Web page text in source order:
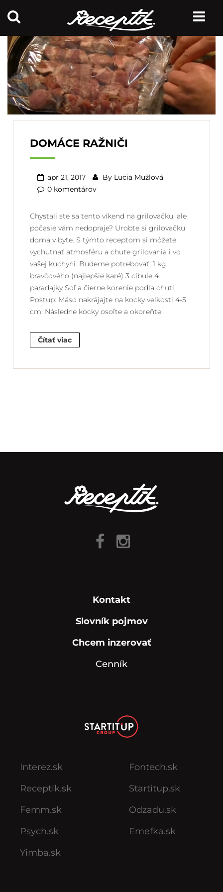
DOMÁCE RAŽNIČI
apr 21, 2017 By Lucia Mužlová
0 komentárov
Chystali ste sa tento víkend na grilovačku, ale
počasie vám nedopraje? Urobte si grilovačku
doma v byte. S týmto receptom si môžete
vychutnať atmosféru a chute grilovania i vo
vašej kuchyni. Budeme potrebovať: 1 kg
bravčového (najlepšie karé) 3 cibule 4
paradajky Soľ a čierne korenie podľa chuti
Postup: Mäso nakrájajte na kocky veľkosti 4-5
cm. Následne kocky osoľte a okoreňte.
Čítať viac
Kontakt
Slovník pojmov
Chcem inzerovať
Cenník
Interez.sk
Receptik.sk
Femm.sk
Psych.sk
Yimba.sk
Fontech.sk
Startitup.sk
Odzadu.sk
Emefka.sk